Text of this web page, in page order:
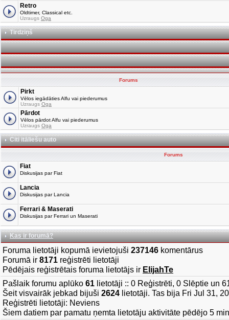
Retro
Oldtimer, Classical etc.
Uzraugs Oga
Tirdziņš
Forums
Pirkt
Vēlos iegādāties Alfu vai piederumus
Uzraugs Oga
Pārdot
Vēlos pārdot Alfu vai piederumus
Uzraugs Oga
Citi itāliešu auto
Forums
Fiat
Diskusijas par Fiat
Lancia
Diskusijas par Lancia
Ferrari & Maserati
Diskusijas par Ferrari un Maserati
Kas ir forumā?
Foruma lietotāji kopumā ievietojuši 237146 komentārus
Forumā ir 8171 reģistrēti lietotāji
Pēdējais reģistrētais foruma lietotājs ir ElijahTe
Pašlaik forumu aplūko 61 lietotāji :: 0 Reģistrēti, 0 Slēptie un
Šeit visvairāk jebkad bijuši 2624 lietotāji. Tas bija Fri Jul 31,
Reģistrēti lietotāji: Neviens
Šiem datiem par pamatu ņemta lietotāju aktivitāte pēdējo 5